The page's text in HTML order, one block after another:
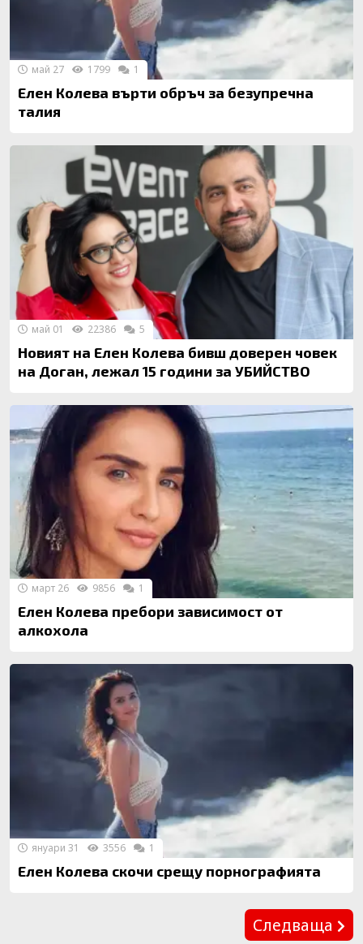
Елен Колева върти обръч за безупречна
талия
май 27 1799 1
Новият на Елен Колева бивш доверен човек
на Доган, лежал 15 години за УБИЙСТВО
май 01 22386 5
Елен Колева пребори зависимост от
алкохола
март 26 9856 1
Елен Колева скочи срещу порнографията
януари 31 3556 1
Следваща